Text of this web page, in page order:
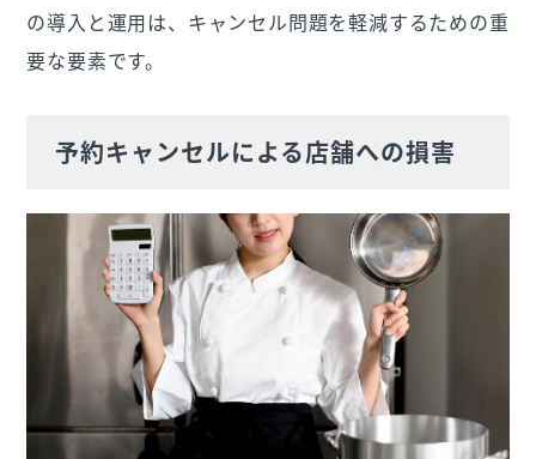
の導入と運用は、キャンセル問題を軽減するための重
要な要素です。
予約キャンセルによる店舗への損害